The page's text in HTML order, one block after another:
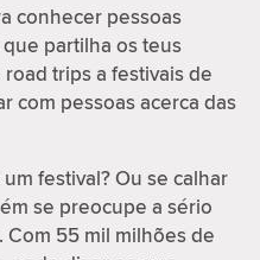
conhecer pessoas
partilha os teus
trips a festivais de
com pessoas acerca das
festival? Ou se calhar
se preocupe a sério
Com 55 mil milhões de